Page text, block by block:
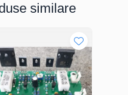
similare